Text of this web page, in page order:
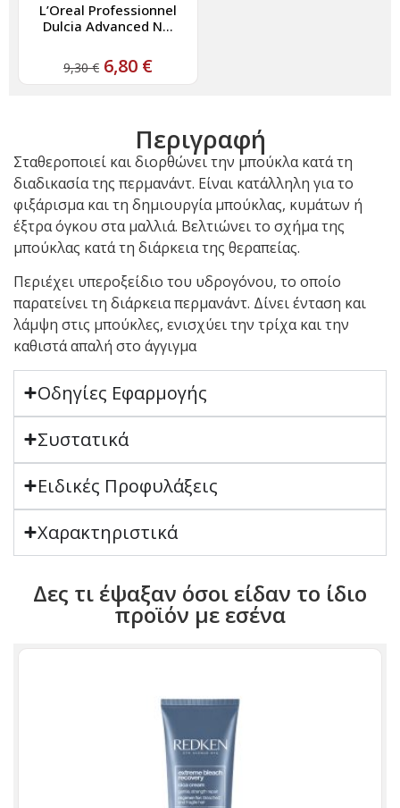
L’Oreal Professionnel
Dulcia Advanced N...
9,30€ 6,80 €
Περιγραφή
Σταθεροποιεί και διορθώνει την μπούκλα κατά τη
διαδικασία της περμανάντ. Είναι κατάλληλη για το
φιξάρισμα και τη δημιουργία μπούκλας, κυμάτων ή
έξτρα όγκου στα μαλλιά. Βελτιώνει το σχήμα της
μπούκλας κατά τη διάρκεια της θεραπείας.
Περιέχει υπεροξείδιο του υδρογόνου, το οποίο
παρατείνει τη διάρκεια περμανάντ. Δίνει ένταση και
λάμψη στις μπούκλες, ενισχύει την τρίχα και την
καθιστά απαλή στο άγγιγμα
Οδηγίες Εφαρμογής
Συστατικά
Ειδικές Προφυλάξεις
Χαρακτηριστικά
Δες τι έψαξαν όσοι είδαν το ίδιο
προϊόν με εσένα